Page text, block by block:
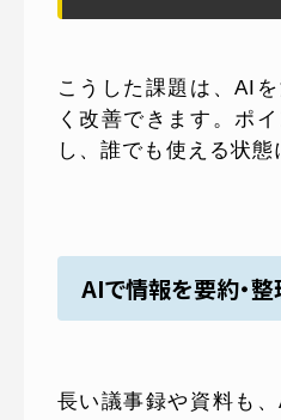
こうした課題は、AI
く改善できます。ポ
し、誰でも使える状態
AIで情報を要約・整
長い議事録や資料も